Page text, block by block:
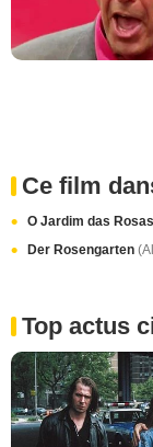
Ce film
O Jardim das Rosas
Der Rosengarten
Top actus